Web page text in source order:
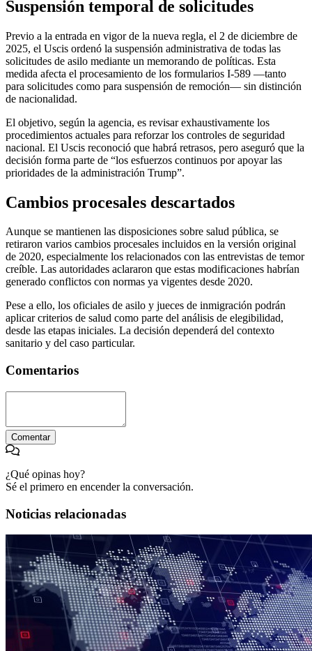
Suspensión temporal de solicitudes
Previo a la entrada en vigor de la nueva regla, el 2 de diciembre de
2025, el Uscis ordenó la suspensión administrativa de todas las
solicitudes de asilo mediante un memorando de políticas. Esta
medida afecta el procesamiento de los formularios I-589 —tanto
para solicitudes como para suspensión de remoción— sin distinción
de nacionalidad.
El objetivo, según la agencia, es revisar exhaustivamente los
procedimientos actuales para reforzar los controles de seguridad
nacional. El Uscis reconoció que habrá retrasos, pero aseguró que la
decisión forma parte de “los esfuerzos continuos por apoyar las
prioridades de la administración Trump”.
Cambios procesales descartados
Aunque se mantienen las disposiciones sobre salud pública, se
retiraron varios cambios procesales incluidos en la versión original
de 2020, especialmente los relacionados con las entrevistas de temor
creíble. Las autoridades aclararon que estas modificaciones habrían
generado conflictos con normas ya vigentes desde 2020.
Pese a ello, los oficiales de asilo y jueces de inmigración podrán
aplicar criterios de salud como parte del análisis de elegibilidad,
desde las etapas iniciales. La decisión dependerá del contexto
sanitario y del caso particular.
Comentarios
Comentar
¿Qué opinas hoy?
Sé el primero en encender la conversación.
Noticias relacionadas